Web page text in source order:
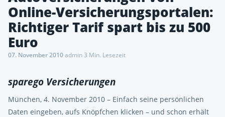
Online-Versicherungsportalen:
Richtiger Tarif spart bis zu 500
Euro
07. November 2010·admin·3 Min. Lesezeit
sparego Versicherungen
München, 4. November 2010 – Einfach seine persönlichen
Daten eingeben, aufs Knöpfchen klicken – und schon erhält